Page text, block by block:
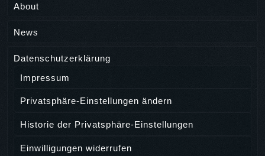
About
News
Datenschutzerklärung
Impressum
Privatsphäre-Einstellungen ändern
Historie der Privatsphäre-Einstellungen
Einwilligungen widerrufen